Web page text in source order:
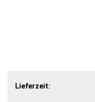
Lieferzeit: